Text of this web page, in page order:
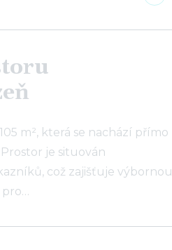
m², která se nachází přímo
je situován
což zajišťuje výbornou
pro…